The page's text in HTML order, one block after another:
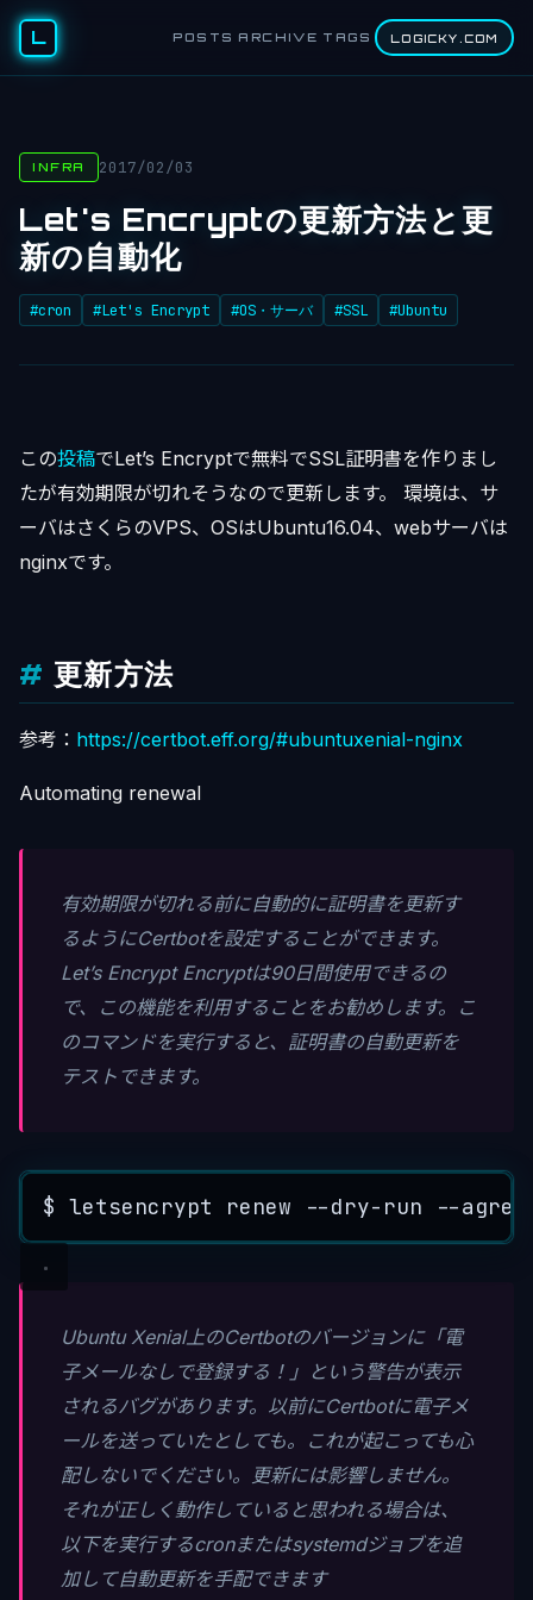
L POSTS ARCHIVE TAGS LOGICKY.COM
INFRA 2017/02/03
Let's Encryptの更新方法と更
新の自動化
#cron #Let's Encrypt #OS・サーバ #SSL #Ubuntu
この投稿でLet’s Encryptで無料でSSL証明書を作りまし
たが有効期限が切れそうなので更新します。 環境は、サ
ーバはさくらのVPS、OSはUbuntu16.04、webサーバは
nginxです。
更新方法
参考： https://certbot.eff.org/#ubuntuxenial-nginx
Automating renewal
有効期限が切れる前に自動的に証明書を更新す
るようにCertbotを設定することができます。
Let’s Encrypt Encryptは90日間使用できるの
で、この機能を利用することをお勧めします。こ
のコマンドを実行すると、証明書の自動更新を
テストできます。
$ letsencrypt renew --dry- run --agree
Ubuntu Xenial上のCertbotのバージョンに「電
子メールなしで登録する！」という警告が表示
されるバグがあります。以前にCertbotに電子メ
ールを送っていたとしても。これが起こっても心
配しないでください。更新には影響しません。
それが正しく動作していると思われる場合は、
以下を実行するcronまたはsystemdジョブを追
加して自動更新を手配できます